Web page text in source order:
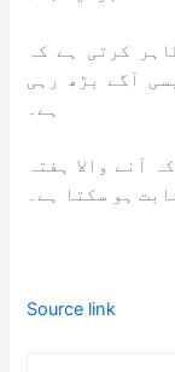
کرتی ہے کہ
آگے بڑھ رہی
آنے والا ہفتہ
ہو سکتا ہے۔
Source link